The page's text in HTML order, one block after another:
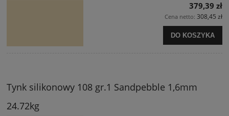
379,39 zł
Cena netto: 308,45 zł
DO KOSZYKA
Tynk silikonowy 108 gr.1 Sandpebble 1,6mm
24.72kg